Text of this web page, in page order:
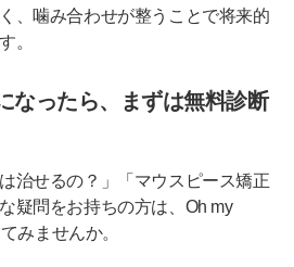
、噛み合わせが整うことで将来的
。
なったら、まずは無料診断
治せるの？」「マウスピース矯正
疑問をお持ちの方は、Oh my
みませんか。